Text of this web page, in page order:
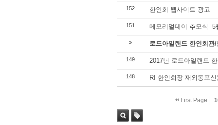
152 한인회 웹사이트 광고
151 메모리얼데이 추모식- 5
» 로드아일랜드 한인회
149 2017년 로드아일랜드
148 RI 한인회장 재외동포
First Page